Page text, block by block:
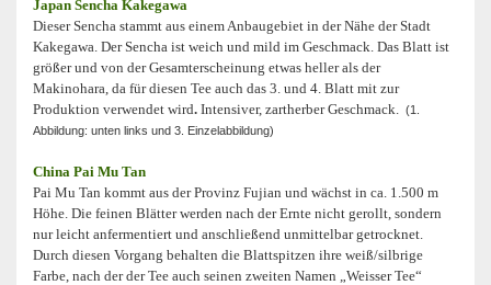
Japan Sencha Kakegawa
Dieser Sencha stammt aus einem Anbaugebiet in der Nähe der Stadt
Kakegawa. Der Sencha ist weich und mild im Geschmack. Das Blatt ist
größer und von der Gesamterscheinung etwas heller als der
Makinohara, da für diesen Tee auch das 3. und 4. Blatt mit zur
Produktion verwendet wird. Intensiver, zartherber Geschmack. (1.
Abbildung: unten links und 3. Einzelabbildung)
China Pai Mu Tan
Pai Mu Tan kommt aus der Provinz Fujian und wächst in ca. 1.500 m
Höhe. Die feinen Blätter werden nach der Ernte nicht gerollt, sondern
nur leicht anfermentiert und anschließend unmittelbar getrocknet.
Durch diesen Vorgang behalten die Blattspitzen ihre weiß/silbrige
Farbe, nach der der Tee auch seinen zweiten Namen „Weisser Tee“